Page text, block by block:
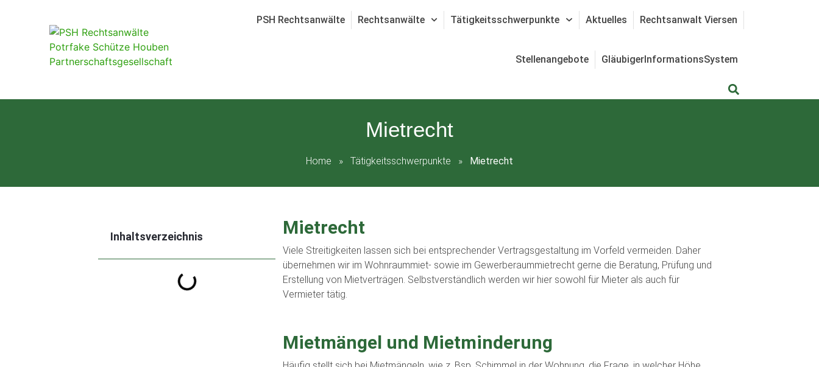
PSH Rechtsanwälte Rechtsanwälte Tätigkeitsschwerpunkte Aktuelles Rechtsanwalt Viersen
Stellenangebote GläubigerInformationsSystem
Mietrecht
Home » Tätigkeitsschwerpunkte » Mietrecht
Inhaltsverzeichnis Mietrecht
Viele Streitigkeiten lassen sich bei entsprechender Vertragsgestaltung im Vorfeld vermeiden. Daher
übernehmen wir im Wohnraummiet- sowie im Gewerberaummietrecht gerne die Beratung, Prüfung und
Erstellung von Mietverträgen. Selbstverständlich werden wir hier sowohl für Mieter als auch für
Vermieter tätig.
Mietmängel und Mietminderung